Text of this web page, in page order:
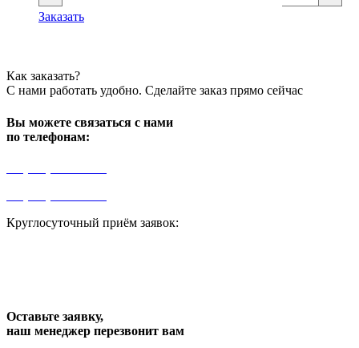
Заказать
Как заказать?
С нами работать удобно. Сделайте заказ прямо сейчас
Вы можете связаться с нами
по телефонам:
Круглосуточный приём заявок:
Оставьте заявку,
наш менеджер перезвонит вам